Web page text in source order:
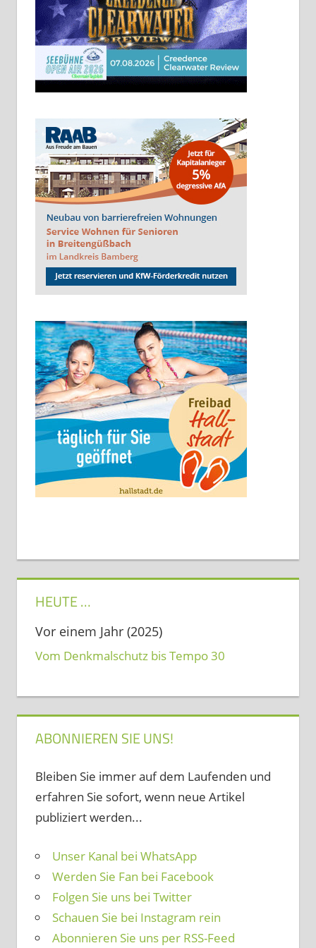
HEUTE …
Vor einem Jahr (2025)
Vom Denkmalschutz bis Tempo 30
ABONNIEREN SIE UNS!
Bleiben Sie immer auf dem Laufenden und
erfahren Sie sofort, wenn neue Artikel
publiziert werden...
Unser Kanal bei WhatsApp
Werden Sie Fan bei Facebook
Folgen Sie uns bei Twitter
Schauen Sie bei Instagram rein
Abonnieren Sie uns per RSS-Feed